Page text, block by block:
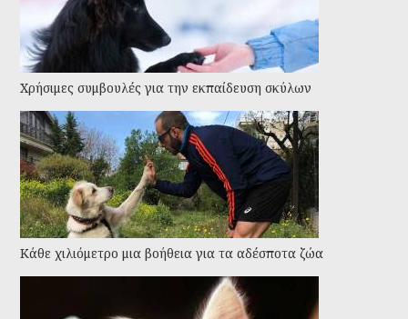
Χρήσιμες συμβουλές για την εκπαίδευση σκύλων
Kάθε χιλιόμετρο μια βοήθεια για τα αδέσποτα ζώα